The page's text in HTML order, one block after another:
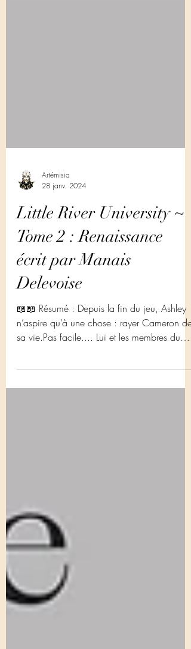
Artémisia
28 janv. 2024
Little River University ~
Tome 2 : Renaissance
écrit par Manais
Delevoise
📖📖 Résumé : Depuis la fin du jeu, Ashley
sa vie.Pas facile.... Lui et les membres du